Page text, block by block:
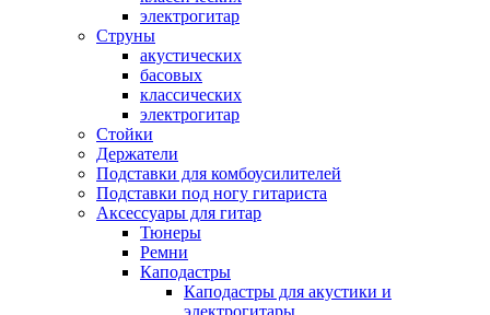
электрогитар
Струны
акустических
басовых
классических
электрогитар
Стойки
Держатели
Подставки для комбоусилителей
Подставки под ногу гитариста
Аксессуары для гитар
Тюнеры
Ремни
Каподастры
Каподастры для акустики и
электрогитары